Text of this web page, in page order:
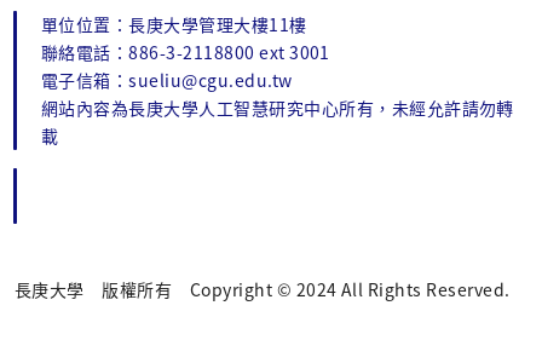
單位位置：長庚大學管理大樓11樓
聯絡電話：886-3-2118800 ext 3001
電子信箱：sueliu@cgu.edu.tw
網站內容為長庚大學人工智慧研究中心所有，未經允許請勿轉
載
長庚大學 版權所有 Copyright © 2024 All Rights Reserved.